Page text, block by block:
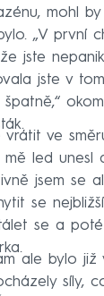
mohl by
„V první
jste
jste v
ve
mě led unesl
jsem se
se
se a
ale bylo již
síly,